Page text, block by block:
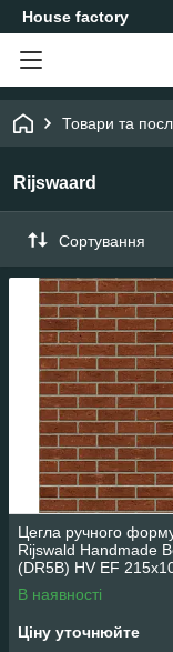
House factory
Товари та
Rijswaard
Сортування
Цегла ручного
Rijswald Handmade
(DR5B) HV EF
В наявності
Ціну уточнюйте